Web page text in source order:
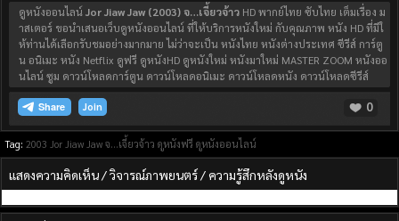
ดูหนังออนไลน์Jor Jiaw Jaw (2003) จ…เจี้ยวจ้าว HD พากย์ไทย ซับไทย เต็มเรื่อง ม
าสเตอร์ ขอนำเสนอเว็บดูหนังออนไลน์ ที่ให้บริการหนังใหม่ กับคุณภาพ หนัง HD ที่มีใ
ห้ท่านได้เลือกรับชมอย่างมากมาย ไม่ว่าจะเป็น หนังไทย หนังต่างประเทศ ซีรีส์ การ์ตู
น อนิเมะ หนัง Netflix ดูฟรี ดูหนังHD ดูหนังใหม่ หนังมาใหม่ MASTER ZOOM หนังออ
นไลน์ ซูม ดาวน์โหลดการ์ตูน ดาวน์โหลดอนิเมะ ดาวน์โหลดหนัง ดาวน์โหลดซีรีส์
Join 0
Tag: 2003 Jor Jiaw Jaw จ...เจี้ยวจ้าว ดูหนังฟรี ดูหนังออนไลน์
แสดงความคิดเห็น / วิจารณ์ภาพยนตร์ / ความรู้สึกหลังดูหนัง